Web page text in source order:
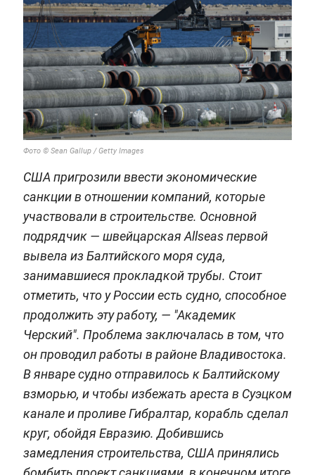
Фото © Sean Gallup / Getty Images
США пригрозили ввести экономические
санкции в отношении компаний, которые
участвовали в строительстве. Основной
подрядчик — швейцарская Allseas первой
вывела из Балтийского моря суда,
занимавшиеся прокладкой трубы. Стоит
отметить, что у России есть судно, способное
продолжить эту работу, — "Академик
Черский". Проблема заключалась в том, что
он проводил работы в районе Владивостока.
В январе судно отправилось к Балтийскому
взморью, и чтобы избежать ареста в Суэцком
канале и проливе Гибралтар, корабль сделал
круг, обойдя Евразию. Добившись
замедления строительства, США принялись